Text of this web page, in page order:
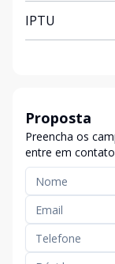
IPTU
Proposta
Preencha os
entre em contato